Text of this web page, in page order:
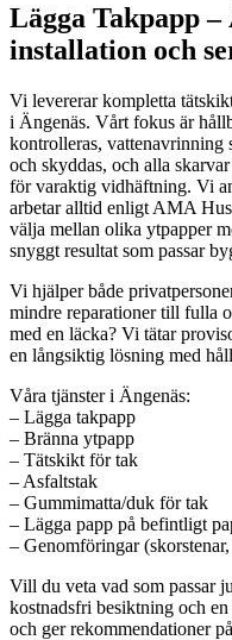
Lägga Takpapp
installation och
Vi levererar kompletta
i Ängenäs. Vårt fokus är
kontrolleras, vattenavrinning
och skyddas, och alla
för varaktig vidhäftning. Vi
arbetar alltid enligt AMA
välja mellan olika ytpapper
snyggt resultat som passar
Vi hjälper både
mindre reparationer till fulla
med en läcka? Vi tätar
en långsiktig lösning med
Våra tjänster i Ängenäs:
– Lägga takpapp
– Bränna ytpapp
– Tätskikt för tak
– Asfaltstak
– Gummimatta/duk för tak
– Lägga papp på befintligt
– Genomföringar
Vill du veta vad som passar
kostnadsfri besiktning och
och ger rekommendationer